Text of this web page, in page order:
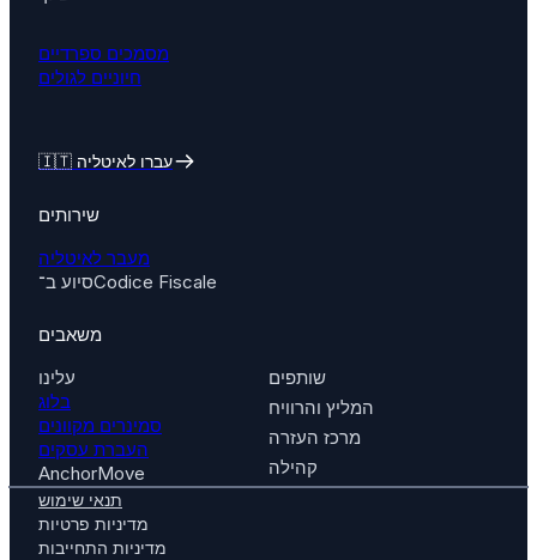
מסמכים ספרדיים
חיוניים לגולים
🇮🇹 עברו לאיטליה
שירותים
מעבר לאיטליה
סיוע ב־Codice Fiscale
משאבים
עלינו
בלוג
סמינרים מקוונים
העברת עסקים
AnchorMove
שותפים
המליץ והרוויח
מרכז העזרה
קהילה
תנאי שימוש
מדיניות פרטיות
מדיניות התחייבות